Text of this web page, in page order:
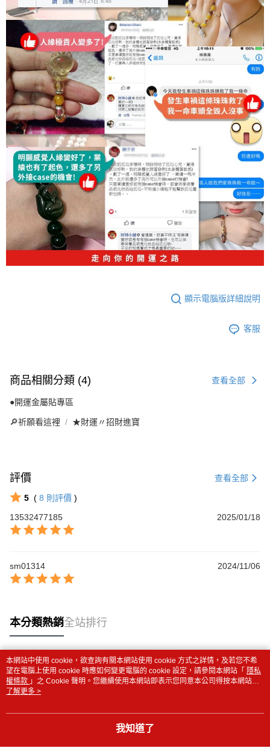
顯示電腦版詳細說明
客服
商品相關分類 (4) 查看全部
●開運金屬貼專區
🔎祈願看這裡 ★財運〃招財進寶
評價 查看全部
5 ( 8 則評價 )
13532477185
2025/01/18
sm01314 2024/11/06
本分類熱銷全站排行
熱門標籤
本網站中使用 cookie，欲查詢有關本網站使用 cookie 方式之詳情，及若您不希
望在電腦上使用 cookie 時應如何變更電腦的 cookie 設定，請參閱本網站「 隱私
權條款 」之 Cookie 聲明。您繼續使用本網站即表示您同意本公司得按本網站使
用條款之 Cookie 聲明使用 cookie。
了解更多 >
我知道了